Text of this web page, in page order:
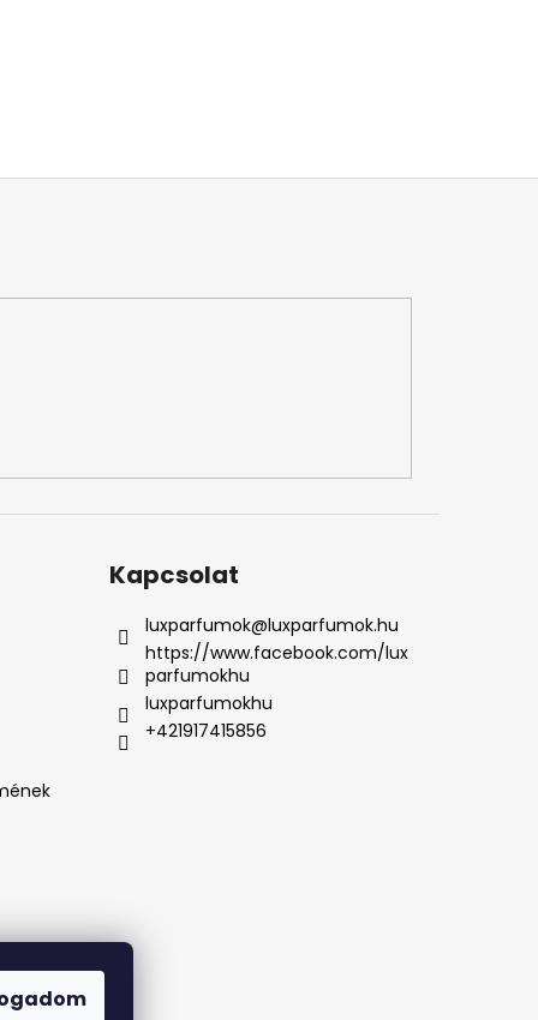
Kapcsolat
luxparfumok@luxparfumok.hu
https://www.facebook.com/lux
parfumokhu
luxparfumokhu
+421917415856